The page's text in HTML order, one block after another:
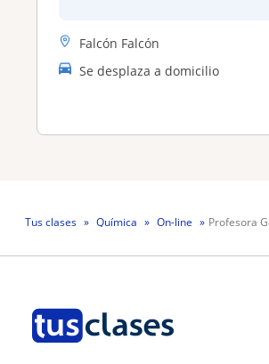
Falcón Falcón
Se desplaza a domicilio
Tus clases Química On-line Profesora